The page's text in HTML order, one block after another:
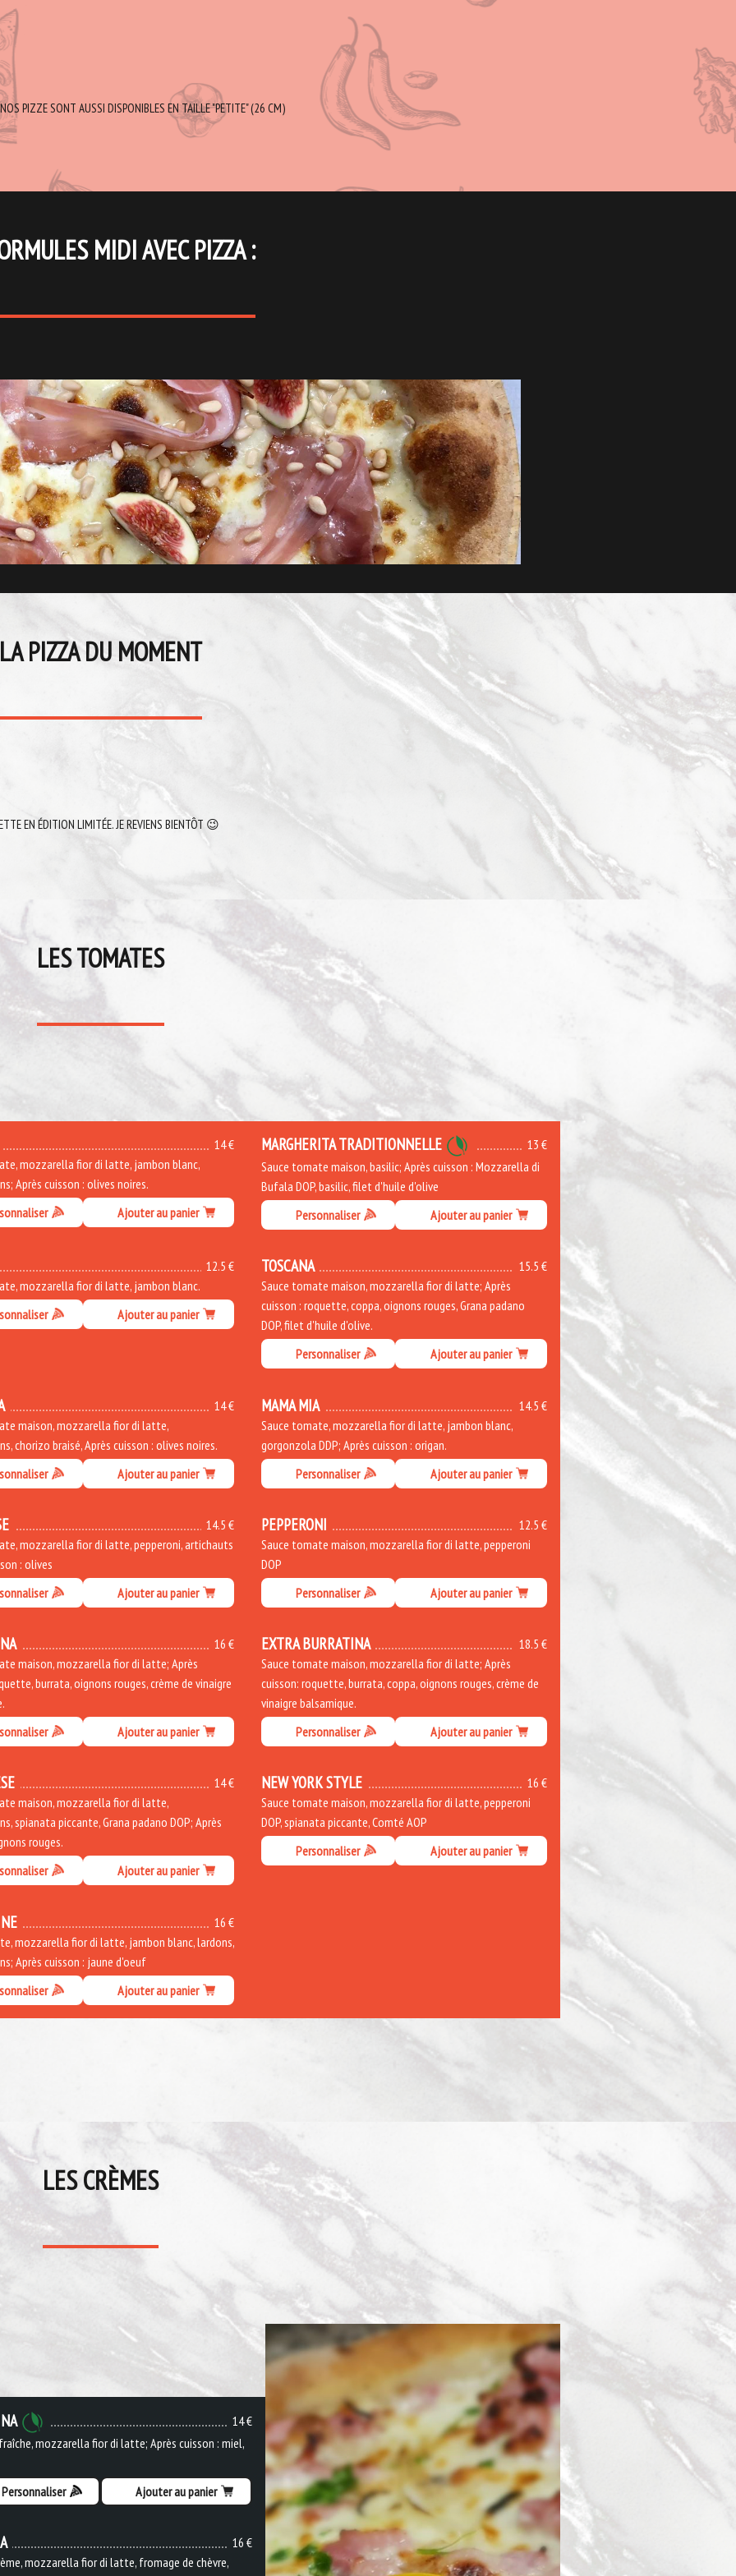
PIZZE SONT AUSSI DISPONIBLES EN TAILLE "PETITE" (26 CM)
MIDI AVEC PIZZA :
PIZZA DU MOMENT
EN ÉDITION LIMITÉE. JE REVIENS BIENTÔT 😉
LES TOMATES
14 €
mozzarella fior di latte, jambon blanc,
Après cuisson : olives noires.
Ajouter au panier
13 €
MARGHERITA TRADITIONNELLE
Sauce tomate maison, basilic; Après cuisson : Mozzarella di
Bufala DOP, basilic, filet d'huile d'olive
Personnaliser
Ajouter au panier
12.5 €
mozzarella fior di latte, jambon blanc.
Ajouter au panier
15.5 €
TOSCANA
Sauce tomate maison, mozzarella fior di latte; Après
cuisson : roquette, coppa, oignons rouges, Grana padano
DOP, filet d'huile d'olive.
Personnaliser
Ajouter au panier
14 €
maison, mozzarella fior di latte,
chorizo braisé, Après cuisson : olives noires.
Ajouter au panier
14.5 €
MAMA MIA
Sauce tomate, mozzarella fior di latte, jambon blanc,
gorgonzola DDP; Après cuisson : origan.
Personnaliser
Ajouter au panier
14.5 €
mozzarella fior di latte, pepperoni, artichauts
: olives
Ajouter au panier
12.5 €
PEPPERONI
Sauce tomate maison, mozzarella fior di latte, pepperoni
DOP
Personnaliser
Ajouter au panier
16 €
maison, mozzarella fior di latte; Après
burrata, oignons rouges, crème de vinaigre
Ajouter au panier
18.5 €
EXTRA BURRATINA
Sauce tomate maison, mozzarella fior di latte; Après
cuisson: roquette, burrata, coppa, oignons rouges, crème de
vinaigre balsamique.
Personnaliser
Ajouter au panier
14 €
maison, mozzarella fior di latte,
spianata piccante, Grana padano DOP; Après
rouges.
Ajouter au panier
16 €
NEW YORK STYLE
Sauce tomate maison, mozzarella fior di latte, pepperoni
DOP, spianata piccante, Comté AOP
Personnaliser
Ajouter au panier
16 €
mozzarella fior di latte, jambon blanc, lardons,
Après cuisson : jaune d'oeuf
Ajouter au panier
LES CRÈMES
14 €
mozzarella fior di latte; Après cuisson : miel,
Personnaliser Ajouter au panier
16 €
mozzarella fior di latte, fromage de chèvre,